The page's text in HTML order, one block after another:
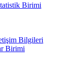
Birimi
Bilgileri
Birimi